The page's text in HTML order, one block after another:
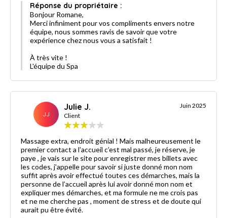
Réponse du propriétaire :
Bonjour Romane,
Merci infiniment pour vos compliments envers notre
équipe, nous sommes ravis de savoir que votre
expérience chez nous vous a satisfait !
À très vite !
L'équipe du Spa
JJ
Julie J.
Client
Juin 2025
Massage extra, endroit génial ! Mais malheureusement le
premier contact a l’accueil c’est mal passé, je réserve, je
paye , je vais sur le site pour enregistrer mes billets avec
les codes, j’appelle pour savoir si juste donné mon nom
suffit après avoir effectué toutes ces démarches, mais la
personne de l’accueil après lui avoir donné mon nom et
expliquer mes démarches, et ma formule ne me crois pas
et ne me cherche pas , moment de stress et de doute qui
aurait pu être évité.